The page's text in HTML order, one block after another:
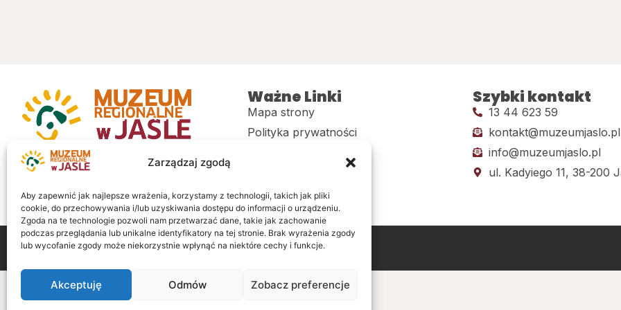
Zarządzaj zgodą
Aby zapewnić jak najlepsze wrażenia, korzystamy z technologii, takich jak pliki
cookie, do przechowywania i/lub uzyskiwania dostępu do informacji o urządzeniu.
Zgoda na te technologie pozwoli nam przetwarzać dane, takie jak zachowanie
podczas przeglądania lub unikalne identyfikatory na tej stronie. Brak wyrażenia zgody
lub wycofanie zgody może niekorzystnie wpłynąć na niektóre cechy i funkcje.
Akceptuję Odmów Zobacz preferencje
Muzeum regionalne w Jaśle im. dr.
Stanisława Kadyiego
Ważne Linki
Mapa strony
Polityka prywatności
Deklaracja dostępności
Sklep
Szybki kontakt
13 44 623 59
kontakt@muzeumjaslo.pl
info@muzeumjaslo.pl
ul. Kadyiego 11, 38-200
Wszelkie prawa zastrzeżoneRealizacja: LiderOnline